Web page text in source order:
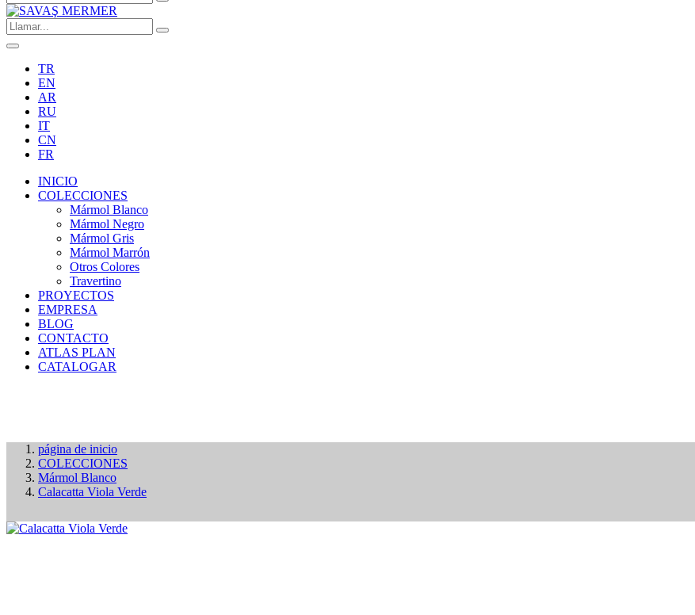
TR
EN
AR
RU
IT
CN
FR
INICIO
COLECCIONES
Mármol Blanco
Mármol Negro
Mármol Gris
Mármol Marrón
Otros Colores
Travertino
PROYECTOS
EMPRESA
BLOG
CONTACTO
ATLAS PLAN
CATALOGAR
página de inicio
COLECCIONES
Mármol Blanco
Calacatta Viola Verde